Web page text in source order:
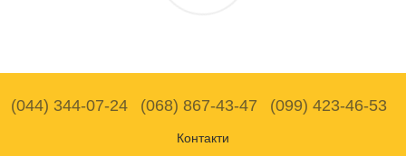
(044) 344-07-24 (068) 867-43-47 (099) 423-46-53
Контакти